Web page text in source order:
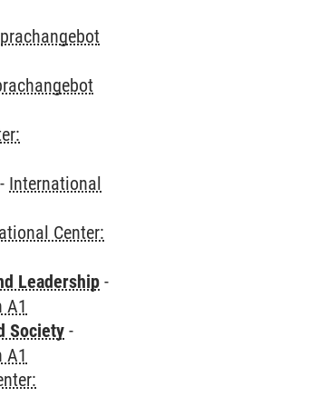
- International
Center:
Leadership -
A1
Society -
A1